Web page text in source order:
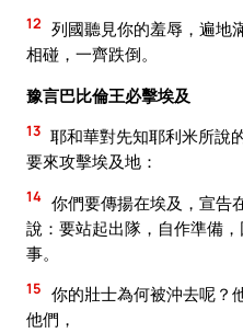
12 列國聽見你的羞辱，遍地
相碰，一齊跌倒。
豫言巴比倫王必擊埃及
13 耶和華對先知耶利米所說
要來攻擊埃及地：
14 你們要傳揚在埃及，宣告
說：要站起出隊，自作準備
事。
15 你的壯士為何被沖去呢？
他們，